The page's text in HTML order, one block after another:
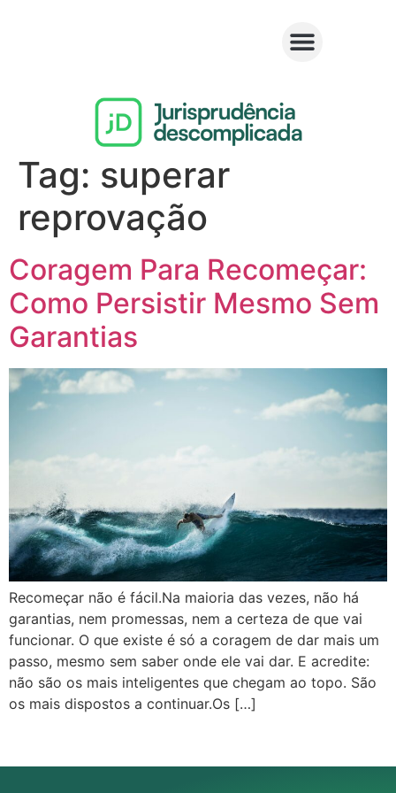
Tag: superar
reprovação
Coragem Para Recomeçar:
Como Persistir Mesmo Sem
Garantias
Recomeçar não é fácil.Na maioria das vezes, não há
garantias, nem promessas, nem a certeza de que vai
funcionar. O que existe é só a coragem de dar mais um
passo, mesmo sem saber onde ele vai dar. E acredite:
não são os mais inteligentes que chegam ao topo. São
os mais dispostos a continuar.Os […]